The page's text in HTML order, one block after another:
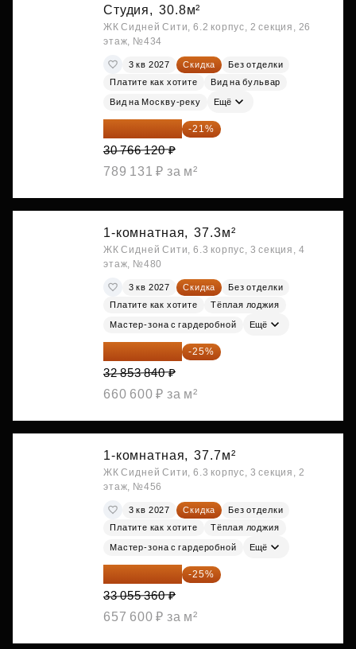
Студия, 30.8м²
ЖК Сидней Сити, 6.2 корпус, 2 секция, 26
этаж, №434
3 кв 2027 Скидка
Без отделки
Платите как хотите
Вид на бульвар
Вид на Москву-реку Ещё
24 305 235 ₽ -21%
30 766 120 ₽
789 131 ₽ за м²
1-комнатная, 37.3м²
ЖК Сидней Сити, 6.3 корпус, 3 секция, 4
этаж, №480
3 кв 2027 Скидка
Без отделки
Платите как хотите
Тёплая лоджия
Мастер-зона с гардеробной Ещё
24 640 380 ₽ -25%
32 853 840 ₽
660 600 ₽ за м²
1-комнатная, 37.7м²
ЖК Сидней Сити, 6.3 корпус, 3 секция, 2
этаж, №456
3 кв 2027 Скидка
Без отделки
Платите как хотите
Тёплая лоджия
Мастер-зона с гардеробной Ещё
24 791 520 ₽ -25%
33 055 360 ₽
657 600 ₽ за м²